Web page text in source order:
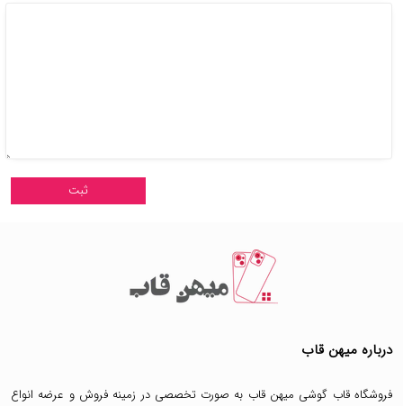
درباره میهن قاب
فروشگاه قاب گوشی میهن قاب به صورت تخصصی در زمینه فروش و عرضه انواع